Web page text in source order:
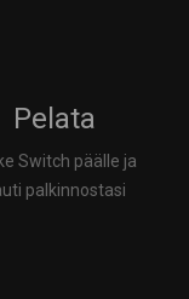
Pelata
Switch päälle ja
palkinnostasi